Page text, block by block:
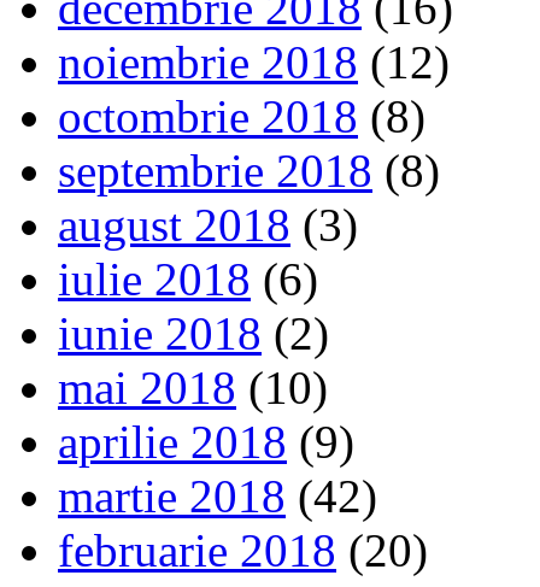
noiembrie 2018 (12)
octombrie 2018 (8)
septembrie 2018 (8)
august 2018 (3)
iulie 2018 (6)
iunie 2018 (2)
mai 2018 (10)
aprilie 2018 (9)
martie 2018 (42)
februarie 2018 (20)